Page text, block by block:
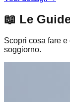
📖 Le
Scopri cosa fare
soggiorno.